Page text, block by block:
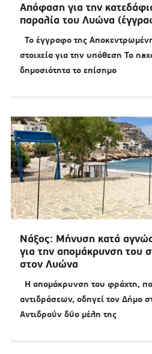
Απόφαση για την
παραλία του Λυώνα
Το έγγραφο της
στοιχεία για την υπόθεση Το
δημοσιότητα το επίσημο
Νάξος: Μήνυση κατά
για την απομάκρυνση του
στον Λυώνα
Η απομάκρυνση του φράχτη,
αντιδράσεων, οδηγεί τον Δήμο
Αντιδρούν δύο μέλη της